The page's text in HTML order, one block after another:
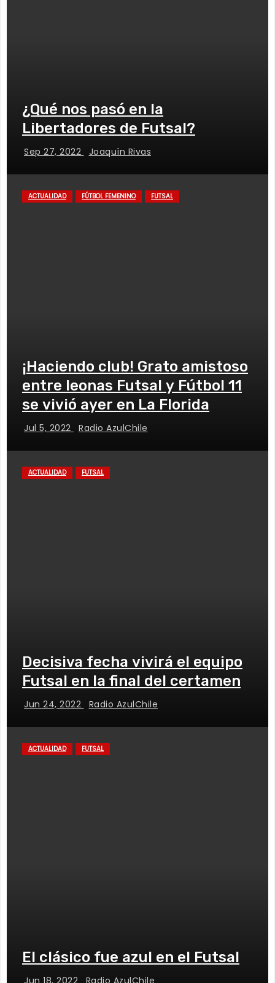
¿Qué nos pasó en la
Libertadores de Futsal?
Sep 27, 2022 Joaquín Rivas
ACTUALIDAD FÚTBOL FEMENINO FUTSAL
¡Haciendo club! Grato amistoso
entre leonas Futsal y Fútbol 11
se vivió ayer en La Florida
Jul 5, 2022 Radio AzulChile
ACTUALIDAD FUTSAL
Decisiva fecha vivirá el equipo
Futsal en la final del certamen
Jun 24, 2022 Radio AzulChile
ACTUALIDAD FUTSAL
El clásico fue azul en el Futsal
Jun 18, 2022 Radio AzulChile